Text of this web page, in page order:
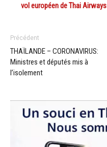
vol européen de Thai Airways
Précédent
THAÏLANDE – CORONAVIRUS:
Ministres et députés mis à
l’isolement